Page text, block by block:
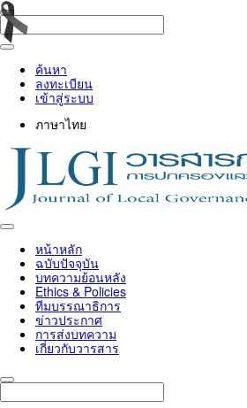
ค้นหา
ลงทะเบียน
เข้าสู่ระบบ
ภาษาไทย
Toggle
navigation
หน้าหลัก
ฉบับปัจจุบัน
บทความย้อนหลัง
Ethics & Policies
ทีมบรรณาธิการ
ข่าวประกาศ
การส่งบทความ
เกี่ยวกับวารสาร